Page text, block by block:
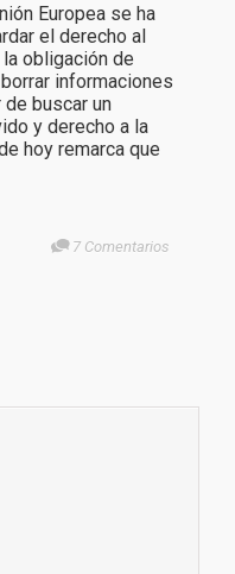
Europea se ha
el derecho al
obligación de
informaciones
buscar un
y derecho a la
hoy remarca que
7 Comentarios